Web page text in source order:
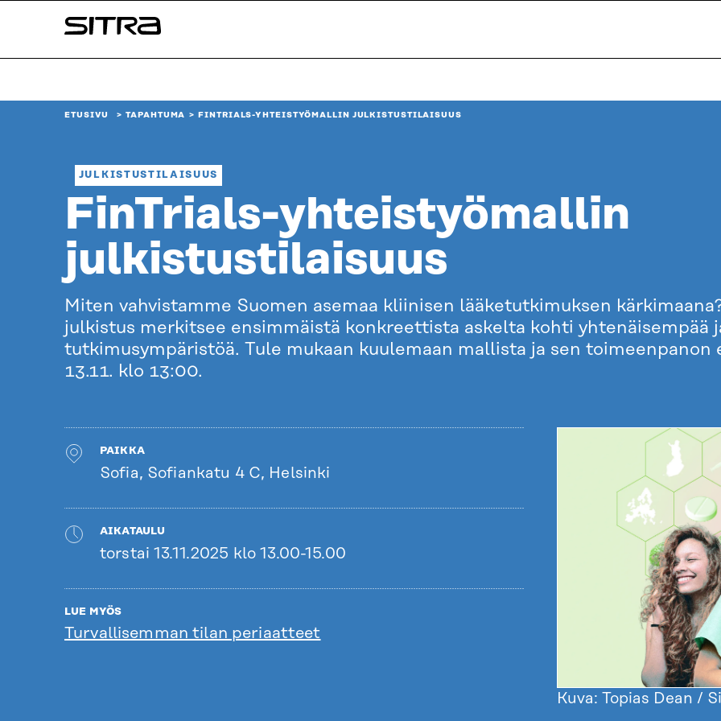
sisältöön
Sitra
ETUSIVU TAPAHTUMA FINTRIALS-YHTEISTYÖMALLIN JULKISTUSTILAISUUS
JULKISTUSTILAISUUS
FinTrials-yhteistyömallin
julkistustilaisuus
Miten vahvistamme Suomen asemaa kliinisen lääketutkimuksen
julkistus merkitsee ensimmäistä konkreettista askelta kohti yhtenäisempää
tutkimusympäristöä. Tule mukaan kuulemaan mallista ja sen toimeenpanon
13.11. klo 13:00.
PAIKKA
Sofia, Sofiankatu 4 C, Helsinki
AIKATAULU
torstai 13.11.2025 klo 13.00-15.00
LUE MYÖS
Turvallisemman tilan periaatteet
Kuva: Topias Dean /